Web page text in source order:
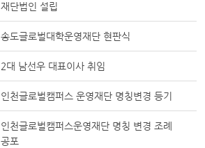
재단법인 설립
송도글로벌대학운영재단 현판식
2대 남선우 대표이사 취임
인천글로벌캠퍼스 운영재단 명칭변경 등기
인천글로벌캠퍼스운영재단 명칭 변경 조례
공포